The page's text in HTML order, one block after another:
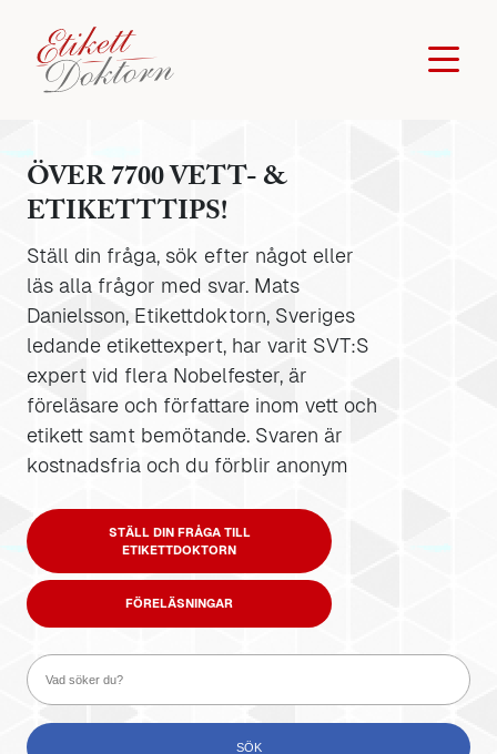
ÖVER 7700 VETT- &
ETIKETTTIPS!
Ställ din fråga, sök efter något eller
läs alla frågor med svar. Mats
Danielsson, Etikettdoktorn, Sveriges
ledande etikettexpert, har varit SVT:S
expert vid flera Nobelfester, är
föreläsare och författare inom vett och
etikett samt bemötande. Svaren är
kostnadsfria och du förblir anonym
STÄLL DIN FRÅGA TILL
ETIKETTDOKTORN
FÖRELÄSNINGAR